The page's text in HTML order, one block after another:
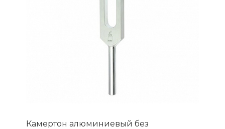
Камертон алюминиевый без